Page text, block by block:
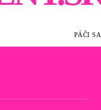
PÁČI SA